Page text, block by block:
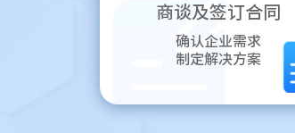
商谈及签订合同
确认企业需求
制定解决方案